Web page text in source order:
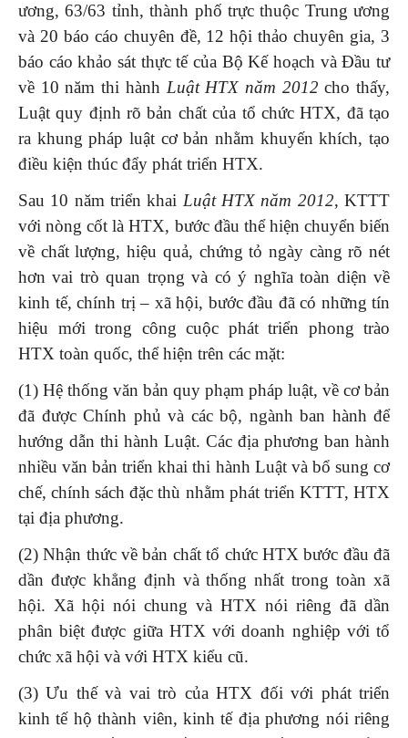
ương, 63/63 tỉnh, thành phố trực thuộc Trung ương
và 20 báo cáo chuyên đề, 12 hội thảo chuyên gia, 3
báo cáo khảo sát thực tế của Bộ Kế hoạch và Đầu tư
về 10 năm thi hành Luật HTX năm 2012 cho thấy,
Luật quy định rõ bản chất của tổ chức HTX, đã tạo
ra khung pháp luật cơ bản nhằm khuyến khích, tạo
điều kiện thúc đẩy phát triển HTX.
Sau 10 năm triển khai Luật HTX năm 2012, KTTT
với nòng cốt là HTX, bước đầu thể hiện chuyển biến
về chất lượng, hiệu quả, chứng tỏ ngày càng rõ nét
hơn vai trò quan trọng và có ý nghĩa toàn diện về
kinh tế, chính trị – xã hội, bước đầu đã có những tín
hiệu mới trong công cuộc phát triển phong trào
HTX toàn quốc, thể hiện trên các mặt:
(1) Hệ thống văn bản quy phạm pháp luật, về cơ bản
đã được Chính phủ và các bộ, ngành ban hành để
hướng dẫn thi hành Luật. Các địa phương ban hành
nhiều văn bản triển khai thi hành Luật và bổ sung cơ
chế, chính sách đặc thù nhằm phát triển KTTT, HTX
tại địa phương.
(2) Nhận thức về bản chất tổ chức HTX bước đầu đã
dần được khẳng định và thống nhất trong toàn xã
hội. Xã hội nói chung và HTX nói riêng đã dần
phân biệt được giữa HTX với doanh nghiệp với tổ
chức xã hội và với HTX kiểu cũ.
(3) Ưu thế và vai trò của HTX đối với phát triển
kinh tế hộ thành viên, kinh tế địa phương nói riêng